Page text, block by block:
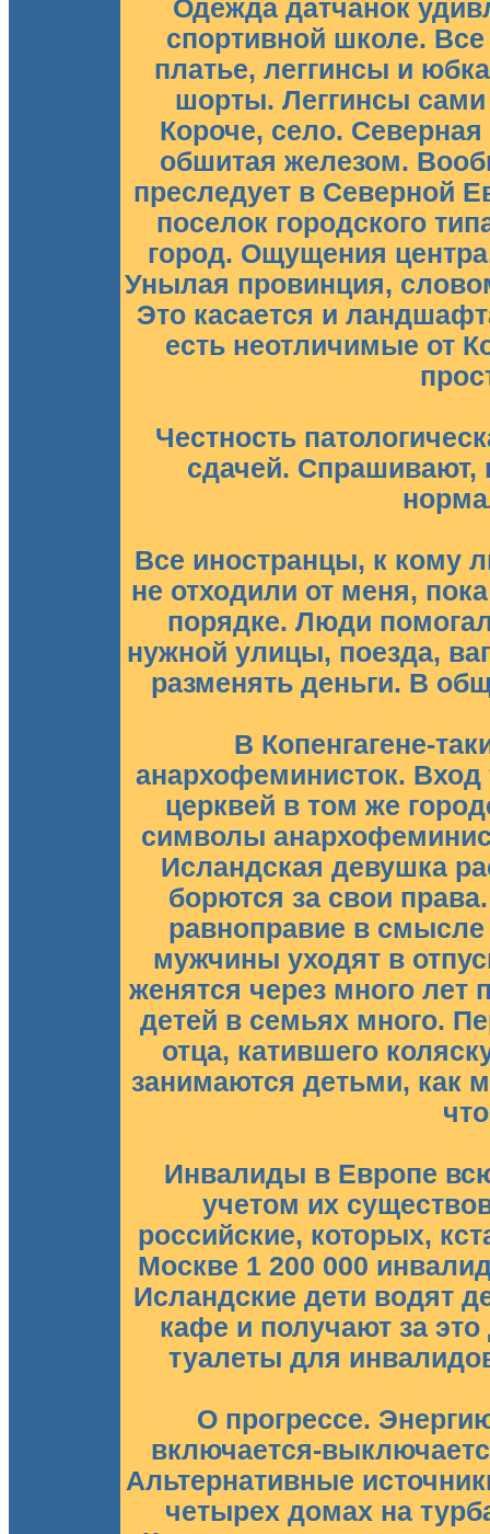
Одежда датчанок
спортивной школе. Все
платье, леггинсы и
шорты. Леггинсы
Короче, село.
обшитая железом.
преследует в Северной
поселок городского
город. Ощущения
Унылая провинция,
Это касается и
есть неотличимые от
Честность
сдачей.
Все иностранцы, к кому
не отходили от меня,
порядке. Люди
нужной улицы, поезда,
разменять деньги. В
В Копенгагене-
анархофеминисток.
церквей в том же
символы
Исландская девушка
борются за свои
равноправие в
мужчины уходят в
женятся через много лет
детей в семьях много.
отца, катившего
занимаются детьми, как
Инвалиды в Европе
учетом их
российские, которых,
Москве 1 200 000
Исландские дети водят
кафе и получают за
туалеты для
О прогрессе.
включается-
Альтернативные
четырех домах на